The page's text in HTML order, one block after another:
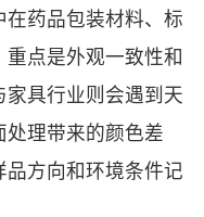
在药品包装材料、标
点是外观一致性和
具行业则会遇到天
理带来的颜色差
方向和环境条件记